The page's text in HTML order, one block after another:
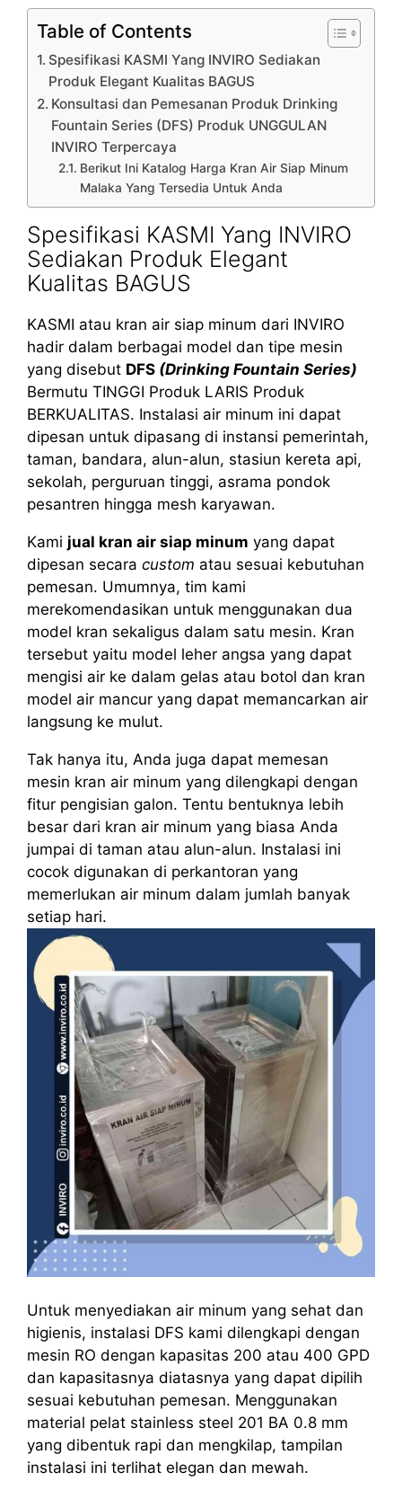
Table of Contents
Spesifikasi KASMI Yang INVIRO Sediakan
Produk Elegant Kualitas BAGUS
Konsultasi dan Pemesanan Produk Drinking
Fountain Series (DFS) Produk UNGGULAN
INVIRO Terpercaya
Berikut Ini Katalog Harga Kran Air Siap Minum
Malaka Yang Tersedia Untuk Anda
Spesifikasi KASMI Yang INVIRO
Sediakan Produk Elegant
Kualitas BAGUS
KASMI atau kran air siap minum dari INVIRO
hadir dalam berbagai model dan tipe mesin
yang disebut DFS (Drinking Fountain Series)
Bermutu TINGGI Produk LARIS Produk
BERKUALITAS. Instalasi air minum ini dapat
dipesan untuk dipasang di instansi pemerintah,
taman, bandara, alun-alun, stasiun kereta api,
sekolah, perguruan tinggi, asrama pondok
pesantren hingga mesh karyawan.
Kami jual kran air siap minum yang dapat
dipesan secara custom atau sesuai kebutuhan
pemesan. Umumnya, tim kami
merekomendasikan untuk menggunakan dua
model kran sekaligus dalam satu mesin. Kran
tersebut yaitu model leher angsa yang dapat
mengisi air ke dalam gelas atau botol dan kran
model air mancur yang dapat memancarkan air
langsung ke mulut.
Tak hanya itu, Anda juga dapat memesan
mesin kran air minum yang dilengkapi dengan
fitur pengisian galon. Tentu bentuknya lebih
besar dari kran air minum yang biasa Anda
jumpai di taman atau alun-alun. Instalasi ini
cocok digunakan di perkantoran yang
memerlukan air minum dalam jumlah banyak
setiap hari.
Untuk menyediakan air minum yang sehat dan
higienis, instalasi DFS kami dilengkapi dengan
mesin RO dengan kapasitas 200 atau 400 GPD
dan kapasitasnya diatasnya yang dapat dipilih
sesuai kebutuhan pemesan. Menggunakan
material pelat stainless steel 201 BA 0.8 mm
yang dibentuk rapi dan mengkilap, tampilan
instalasi ini terlihat elegan dan mewah.